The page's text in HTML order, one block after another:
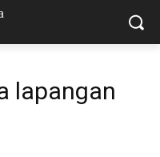
lapangan